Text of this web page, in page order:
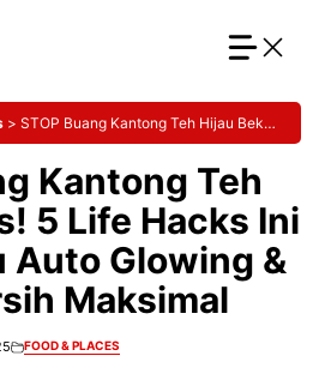
> STOP Buang Kantong Teh Hijau Bekas!
Kantong Teh
5 Life Hacks Ini
Auto Glowing &
Maksimal
FOOD & PLACES